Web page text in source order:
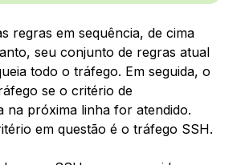
regras em sequência, de cima
seu conjunto de regras atual
todo o tráfego. Em seguida, o
se o critério de
na próxima linha for atendido.
em questão é o tráfego SSH.